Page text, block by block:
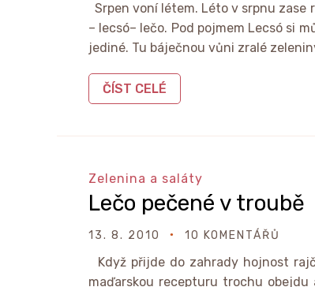
Srpen voní létem. Léto v srpnu zase
– lecsó– lečo. Pod pojmem Lecsó si
jediné. Tu báječnou vůni zralé
ČÍST CELÉ
Zelenina a saláty
Lečo pečené v troubě
13. 8. 2010 10 KOMENTÁŘŮ
Když přijde do zahrady hojnost
maďarskou recepturu trochu